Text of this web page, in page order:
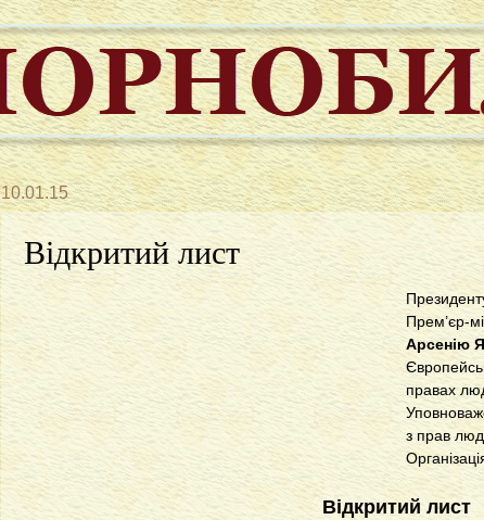
10.01.15
Відкритий лист
Прем’єр-
Арсенію
правах
з прав
Відкритий лист